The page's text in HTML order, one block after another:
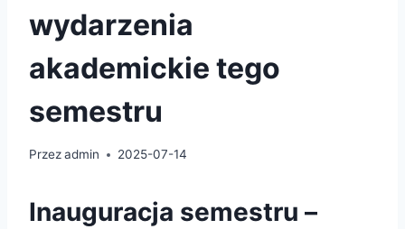
wydarzenia
akademickie tego
semestru
Przezadmin 2025-07-14
Inauguracja semestru –